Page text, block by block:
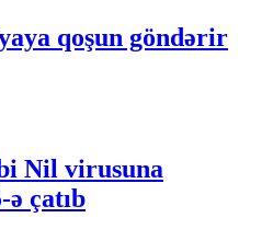
qoşun göndərir
Nil virusuna
çatıb